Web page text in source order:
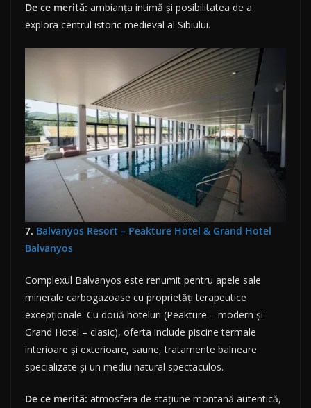
De ce merită: ambianța intimă și posibilitatea de a
explora centrul istoric medieval al Sibiului.
7. Balvanyos Resort – Peakture Hotel & Grand Hotel
Balvanyos
Complexul Balvanyos este renumit pentru apele sale
minerale carbogazoase cu proprietăți terapeutice
excepționale. Cu două hoteluri (Peakture – modern și
Grand Hotel – clasic), oferta include piscine termale
interioare și exterioare, saune, tratamente balneare
specializate și un mediu natural spectaculos.
De ce merită: atmosfera de stațiune montană autentică,